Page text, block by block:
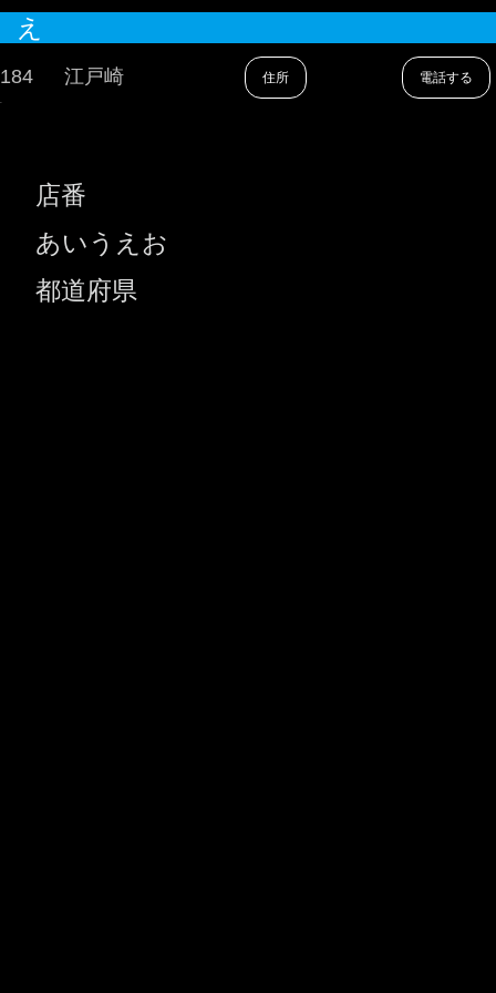
え
184 江戸崎 住所 電話する
-
店番
あいうえお
都道府県